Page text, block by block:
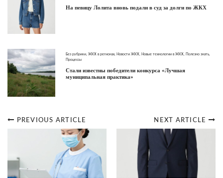
На певицу Лолита вновь подали в суд за долги по ЖКХ
Без рубрики ЖКХ в регионах Новости ЖКХ Новые технологии в ЖКХ Полезно знать,
Процессы
Стали известны победители конкурса «Лучшая
муниципальная практика»
navigation
NEXT ARTICLE
PREVIOUS ARTICLE